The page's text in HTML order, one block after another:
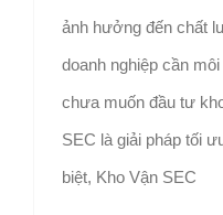
ảnh hưởng đến chất
doanh nghiệp cần
chưa muốn đầu tư
SEC là giải pháp tối
biệt, Kho Vận SEC